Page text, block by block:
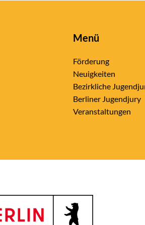
Menü
Förderung
Neuigkeiten
Bezirkliche
Berliner Jugendjury
Veranstaltungen